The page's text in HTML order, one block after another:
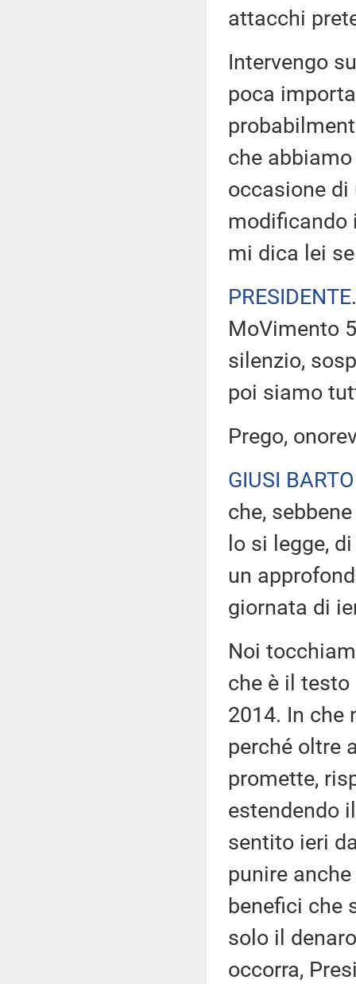
attacchi
Intervengo
poca
che
occasione di
modificando
mi dica lei
PRESIDENTE
MoVimento
silenzio,
poi siamo
Prego,
GIUSI
che,
lo si legge,
un
giornata di
Noi
che è il testo
2014. In che
perché oltre
promette,
estendendo
sentito ieri
punire
benefici che
solo il
occorra,